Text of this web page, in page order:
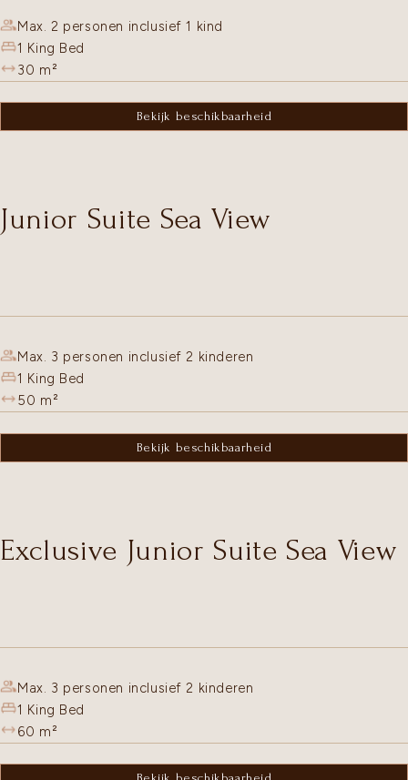
Max. 2 personen inclusief 1 kind
1 King Bed
30 m²
Bekijk beschikbaarheid
Junior Suite Sea View
Max. 3 personen inclusief 2 kinderen
1 King Bed
50 m²
Bekijk beschikbaarheid
Exclusive Junior Suite Sea View
Max. 3 personen inclusief 2 kinderen
1 King Bed
60 m²